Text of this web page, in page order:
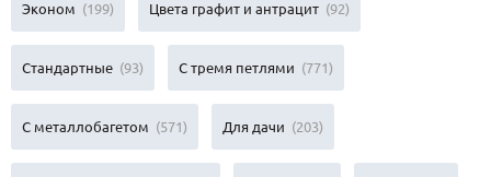
Эконом (199) Цвета графит и антрацит (92)
Стандартные (93) С тремя петлями (771)
С металлобагетом (571) Для дачи (203)